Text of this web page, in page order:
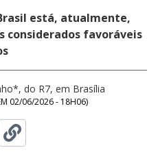
está, atualmente,
considerados favoráveis
do R7, em Brasília
02/06/2026 - 18H06)